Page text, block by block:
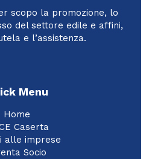
scopo la promozione, lo
del settore edile e affini,
e l’assistenza.
Menu
Home
Caserta
alle imprese
Socio